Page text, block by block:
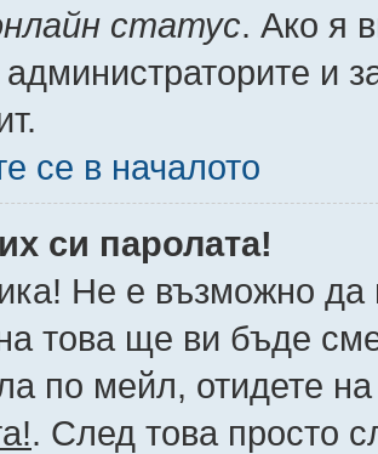
статус. Ако я
и
се в началото
си паролата!
Не е възможно да
това ще ви бъде
по мейл, отидете
. След това просто